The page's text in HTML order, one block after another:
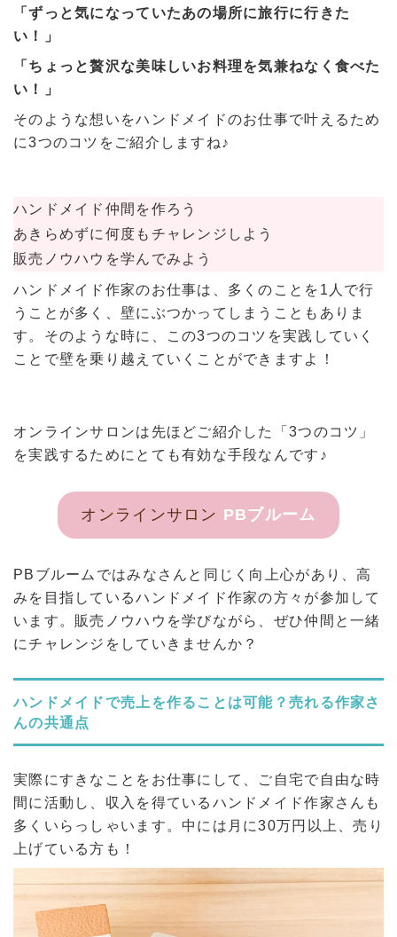
「ずっと気になっていたあの場所に旅行に行きた
い！」
「ちょっと贅沢な美味しいお料理を気兼ねなく食べた
い！」
そのような想いをハンドメイドのお仕事で叶えるため
に3つのコツをご紹介しますね♪
ハンドメイド仲間を作ろう
あきらめずに何度もチャレンジしよう
販売ノウハウを学んでみよう
ハンドメイド作家のお仕事は、多くのことを1人で行
うことが多く、壁にぶつかってしまうこともありま
す。そのような時に、この3つのコツを実践していく
ことで壁を乗り越えていくことができますよ！
オンラインサロンは先ほどご紹介した「3つのコツ」
を実践するためにとても有効な手段なんです♪
オンラインサロン PBブルーム
PBブルームではみなさんと同じく向上心があり、高
みを目指しているハンドメイド作家の方々が参加して
います。販売ノウハウを学びながら、ぜひ仲間と一緒
にチャレンジをしていきませんか？
ハンドメイドで売上を作ることは可能？売れる作家さ
んの共通点
実際にすきなことをお仕事にして、ご自宅で自由な時
間に活動し、収入を得ているハンドメイド作家さんも
多くいらっしゃいます。中には月に30万円以上、売り
上げている方も！